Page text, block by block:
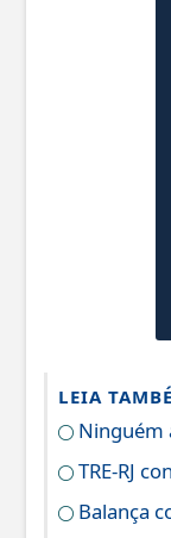
LEIA
Ninguém
TRE-RJ
Balança